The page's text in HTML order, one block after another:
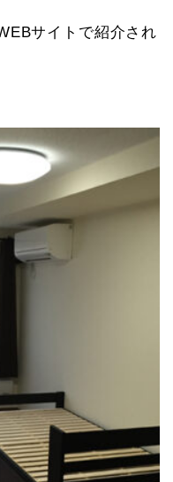
サイトで紹介され